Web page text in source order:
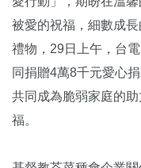
被愛的祝福，細數成
禮物，29日上午，台
同捐贈4萬8千元愛心
共同成為脆弱家庭的
福。